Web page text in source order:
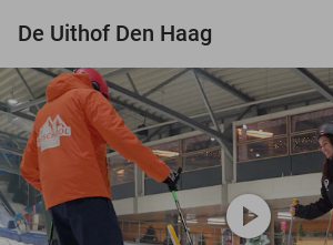
De Uithof Den Haag
play_circle